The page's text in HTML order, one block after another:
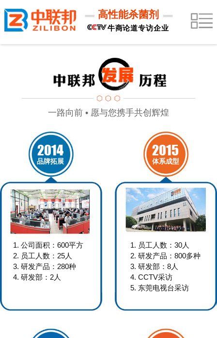
高性能杀菌剂
牛商论道专访企业
一路向前 • 愿与您携手共创辉煌
1. 公司面积：600平方
2. 员工人数：25人
3. 研发产品：280种
4. 研发部：2人
1. 员工人数：30人
2. 研发产品：800多种
3. 研发部：8人
4. CCTV采访
5. 东莞电视台采访
2014
品牌拓展
2015
体系成型